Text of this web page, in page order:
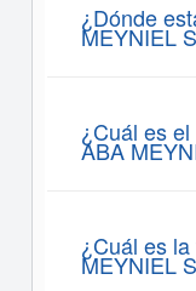
¿Dónde
MEYNIEL
¿Cuál es
ABA
¿Cuál es
MEYNIEL